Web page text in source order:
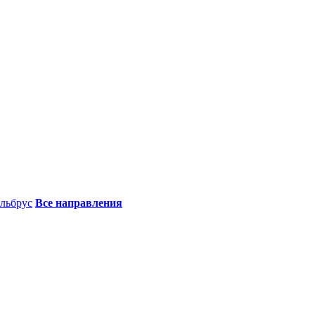
Все направления